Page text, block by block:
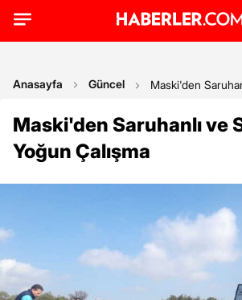
Anasayfa Güncel Maski'den
Maski'den Saruhanlı ve
Yoğun Çalışma